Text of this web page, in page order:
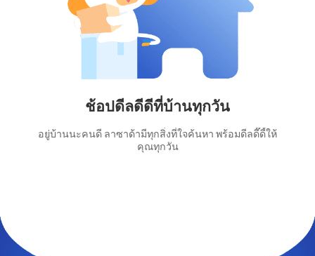
ช้อปดีลดีดีที่บ้านทุกวัน
อยู่บ้านนะคนดี ลาซาด้ามีทุกสิ่งที่ใจค้นหา พร้อมดีลดี๊ดี้ให้
คุณทุกวัน